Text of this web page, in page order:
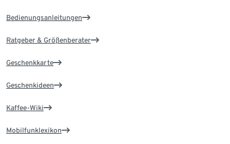
Bedienungsanleitungen
Ratgeber & Größenberater
Geschenkkarte
Geschenkideen
Kaffee-Wiki
Mobilfunklexikon